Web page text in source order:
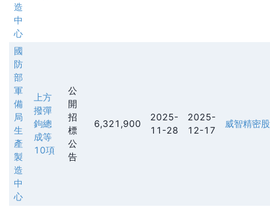
造
中
心
國
防
部
軍
備
局
生
產
製
造
中
心
上方
撥彈
鉤總
成等
10項
公
開
招
標
公
告
6,321,900
2025-
11-28
2025-
12-17
威智精密